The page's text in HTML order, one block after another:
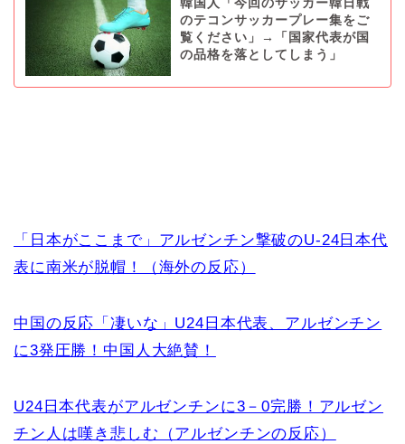
韓国人「今回のサッカー韓日戦
のテコンサッカープレー集をご
覧ください」→「国家代表が国
の品格を落としてしまう」
「日本がここまで」アルゼンチン撃破のU-24日本代
表に南米が脱帽！（海外の反応）
中国の反応「凄いな」U24日本代表、アルゼンチン
に3発圧勝！中国人大絶賛！
U24日本代表がアルゼンチンに3－0完勝！アルゼン
チン人は嘆き悲しむ（アルゼンチンの反応）